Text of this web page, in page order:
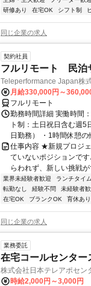
研修あり
在宅OK シフト制
同じ企業の求人
契約社員
フルリモート 民泊
Teleperformance Japan株
月給330,000円～
フルリモート
勤務時間詳細 実働時間
ト制：土日祝日含む週
日勤務） ・1時間休憩の
仕事内容 ★新規プロジ
ていないポジションで
らわれず、新しい挑戦
業界未経験者歓迎 ランチタイム
転勤なし
経験不問 未経験者
在宅OK
ブランクOK 育休あり
同じ企業の求人
業務委託
在宅コールセンター
株式会社日本テレアポセン
時給2,000円～3,000円